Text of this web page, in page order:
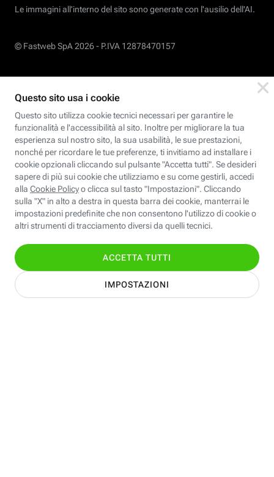
Le immagini all’interno del sito sono generate con l'ausilio dell'AI.
© Fastweb SpA 2026 - P.IVA 12878470157